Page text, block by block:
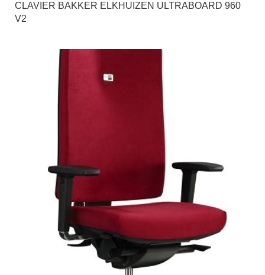
CLAVIER BAKKER ELKHUIZEN ULTRABOARD 960
V2